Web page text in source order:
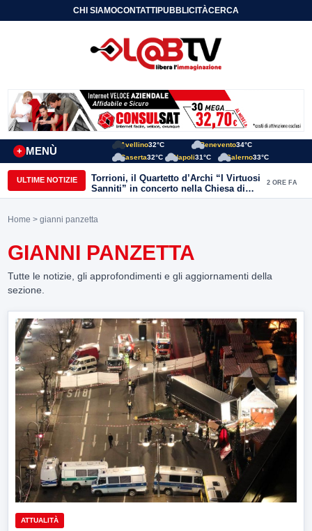
CHI SIAMOCONTATTIPUBBLICITÀCERCA
MENÙ
+
Avellino32°C Benevento34°C
Caserta32°C Napoli31°C Salerno33°C
ULTIME NOTIZIE
Torrioni, il Quartetto d’Archi “I Virtuosi
Sanniti” in concerto nella Chiesa di
San Michele Arcangelo
2 ORE FA
Home > gianni panzetta
GIANNI PANZETTA
Tutte le notizie, gli approfondimenti e gli aggiornamenti della
sezione.
ATTUALITÀ